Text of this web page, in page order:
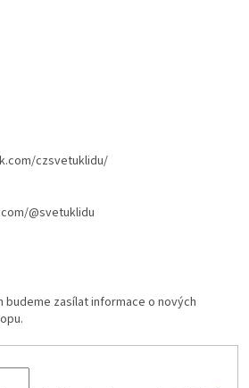
czsvetuklidu/
@svetuklidu
budeme zasílat informace o nových